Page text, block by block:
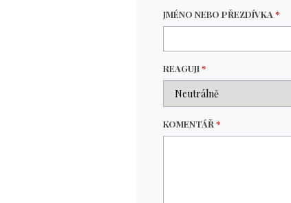
JMÉNO NEBO PŘEZDÍVKA *
REAGUJI*
KOMENTÁŘ *